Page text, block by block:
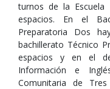
turnos de la
espacios. En el
Preparatoria Dos
bachillerato Técnico
espacios y en el
Información e
Comunitaria de